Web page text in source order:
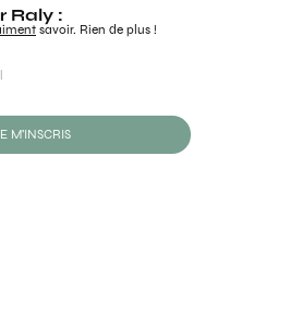
Raly :
savoir. Rien de plus !
M'INSCRIS